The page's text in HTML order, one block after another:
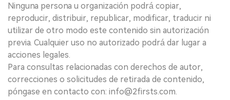
Ninguna persona u organización podrá copiar,
reproducir, distribuir, republicar, modificar, traducir ni
utilizar de otro modo este contenido sin autorización
previa. Cualquier uso no autorizado podrá dar lugar a
acciones legales.
Para consultas relacionadas con derechos de autor,
correcciones o solicitudes de retirada de contenido,
póngase en contacto con: info@2firsts.com.